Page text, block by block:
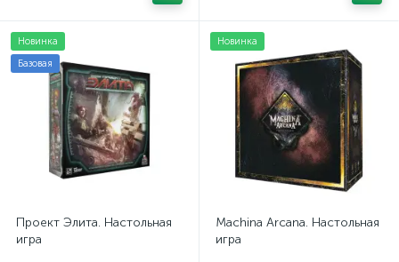
Новинка
Базовая
Проект Элита. Настольная
игра
Новинка
Machina Arcana. Настольная
игра